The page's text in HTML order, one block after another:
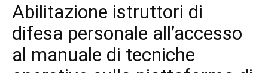
Abilitazione istruttori di
difesa personale all’accesso
al manuale di tecniche